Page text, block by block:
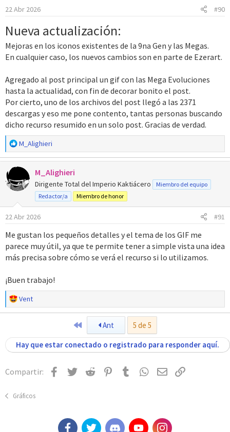
n
s
22 Abr 2026 #90
Nueva actualización:
Mejoras en los iconos existentes de la 9na Gen y las Megas.
En cualquier caso, los nuevos cambios son en parte de Ezerart.
Agregado al post principal un gif con las Mega Evoluciones
hasta la actualidad, con fin de decorar bonito el post.
Por cierto, uno de los archivos del post llegó a las 2371
descargas y eso me pone contento, tantas personas buscando
dicho recurso resumido en un solo post. Gracias de verdad.
R
e
a
c
i
e
:
M_Alighieri
M_Alighieri
Dirigente Total del Imperio Kaktiácero
Miembro del equipo
Redactor/a
Miembro de honor
22 Abr 2026 #91
Me gustan los pequeños detalles y el tema de los GIF me
parece muy útil, ya que te permite tener a simple vista una idea
más precisa sobre cómo se verá el recurso si lo utilizamos.
¡Buen trabajo!
R
e
c
i
e
:
Vent
PrimeroAnt
5 de 5
Hay que estar conectado o registrado para responder aquí.
Compartir: Facebook
TwitterReddit Pinterest
TumblrWhatsApp
EmailEnlace
Gráficos